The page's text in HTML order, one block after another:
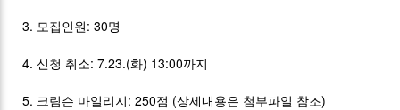
3. 모집인원: 30명
4. 신청 취소: 7.23.(화) 13:00까지
5. 크림슨 마일리지: 250점 (상세내용은 첨부파일 참조)